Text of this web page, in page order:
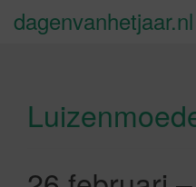
dagenvanhetjaar.nl